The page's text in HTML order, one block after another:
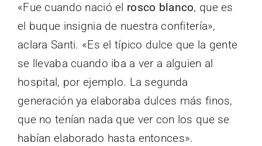
«Fue cuando nació el rosco blanco, que es
el buque insignia de nuestra confitería»,
aclara Santi. «Es el típico dulce que la gente
se llevaba cuando iba a ver a alguien al
hospital, por ejemplo. La segunda
generación ya elaboraba dulces más finos,
que no tenían nada que ver con los que se
habían elaborado hasta entonces».